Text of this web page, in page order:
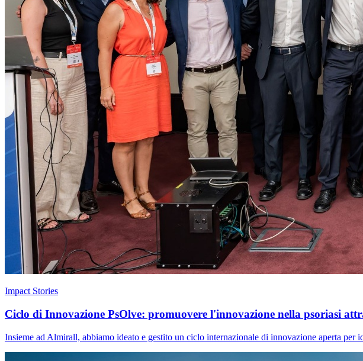
Impact Stories
Ciclo di Innovazione PsOlve: promuovere l'innovazione nella psoriasi
Insieme ad Almirall, abbiamo ideato e gestito un ciclo internazionale di innovazione aperta per